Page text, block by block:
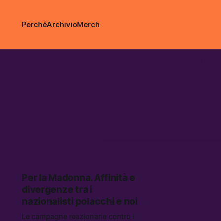
PerchéArchivioMerch
Per la Madonna. Affinità e
divergenze tra i
nazionalisti polacchi e noi
Le campagne reazionarie contro i